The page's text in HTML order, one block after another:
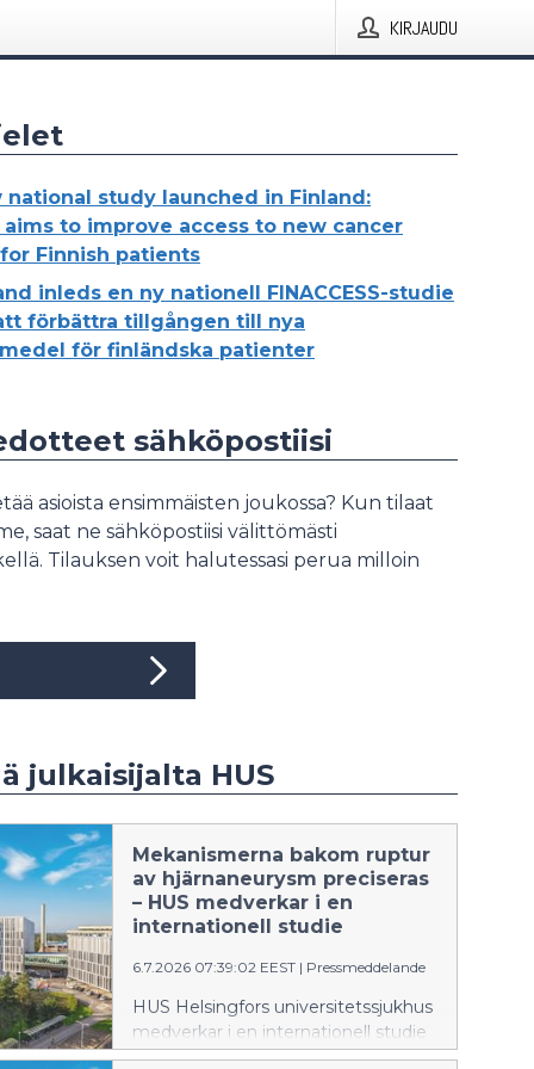
KIRJAUDU
national study launched in Finland:
aims to improve access to new cancer
Finnish patients
inleds en ny nationell FINACCESS-studie
förbättra tillgången till nya
för finländska patienter
sähköpostiisi
asioista ensimmäisten joukossa? Kun tilaat
saat ne sähköpostiisi välittömästi
Tilauksen voit halutessasi perua milloin
julkaisijalta HUS
Mekanismerna bakom ruptur
av hjärnaneurysm preciseras
– HUS medverkar i en
internationell studie
6.7.2026 07:39:02 EEST | Pressmeddelande
HUS Helsingfors universitetssjukhus
medverkar i en internationell studie
som tillför ny information om varför